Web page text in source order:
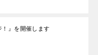
！』を開催します